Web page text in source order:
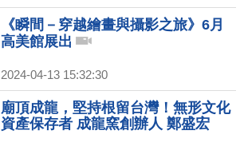
《瞬間－穿越繪畫與攝影之旅》6月
高美館展出
2024-04-13 15:32:30
廟頂成龍，堅持根留台灣！無形文化
資產保存者 成龍窯創辦人 鄭盛宏